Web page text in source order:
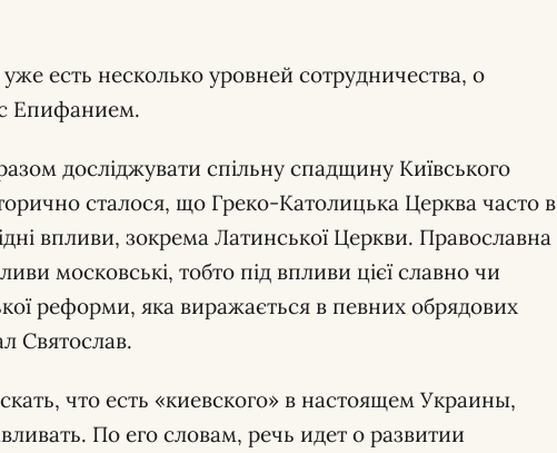
есть несколько уровней сотрудничества, о
Епифанием.
досліджувати спільну спадщину Київського
сталося, що Греко-Католицька Церква часто в
впливи, зокрема Латинської Церкви. Православна
московські, тобто під впливи цієї славно чи
реформи, яка виражається в певних обрядових
Святослав.
что есть «киевского» в настоящем Украины,
По его словам, речь идет о развитии